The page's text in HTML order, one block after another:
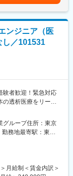
など
の一般工具
点での勤務が中心
で協力しながら案件
カ月かけて対応する
ンジニア（医
／101531
験者歓迎！緊急対応
透析医療をリード
製品を有する、東証
ンテナンス、トラ
明を行っていただ
ループ住所：東京
務地最寄駅：東京
禁煙変更の範囲：
月給制＜賃金内訳＞